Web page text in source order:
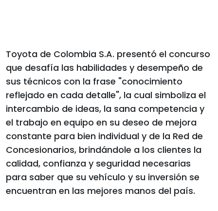
Toyota de Colombia S.A. presentó el concurso
que desafía las habilidades y desempeño de
sus técnicos con la frase "conocimiento
reflejado en cada detalle", la cual simboliza el
intercambio de ideas, la sana competencia y
el trabajo en equipo en su deseo de mejora
constante para bien individual y de la Red de
Concesionarios, brindándole a los clientes la
calidad, confianza y seguridad necesarias
para saber que su vehículo y su inversión se
encuentran en las mejores manos del país.